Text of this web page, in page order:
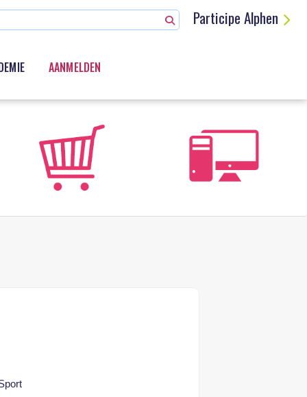
Participe Alphen
AANMELDEN